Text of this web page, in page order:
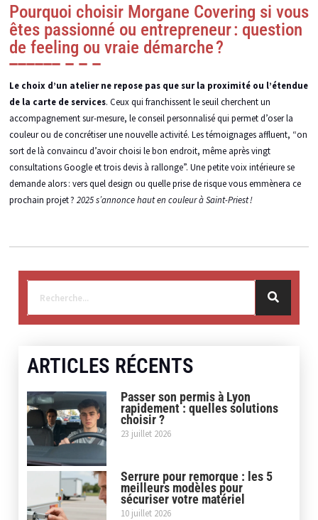
ARTICLES RÉCENTS
Passer son permis à Lyon
rapidement : quelles solutions
choisir ?
23 juillet 2026
Serrure pour remorque : les 5
meilleurs modèles pour
sécuriser votre matériel
10 juillet 2026
Pourquoi choisir Morgane Covering si vous
êtes passionné ou entrepreneur : question
de feeling ou vraie démarche ?
Le choix d’un atelier ne repose pas que sur la proximité ou l’étendue
de la carte de services. Ceux qui franchissent le seuil cherchent un
accompagnement sur-mesure, le conseil personnalisé qui permet d’oser la
couleur ou de concrétiser une nouvelle activité. Les témoignages affluent, “on
sort de là convaincu d’avoir choisi le bon endroit, même après vingt
consultations Google et trois devis à rallonge”. Une petite voix intérieure se
demande alors : vers quel design ou quelle prise de risque vous emmènera ce
prochain projet ? 2025 s’annonce haut en couleur à Saint-Priest !